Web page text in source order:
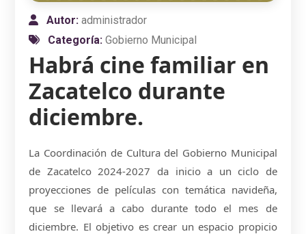
Autor:administrador
Categoría:Gobierno Municipal
Habrá cine familiar en
Zacatelco durante
diciembre.
La Coordinación de Cultura del Gobierno Municipal
de Zacatelco 2024-2027 da inicio a un ciclo de
proyecciones de películas con temática navideña,
que se llevará a cabo durante todo el mes de
diciembre. El objetivo es crear un espacio propicio